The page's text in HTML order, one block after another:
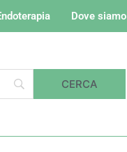
Dove siamo